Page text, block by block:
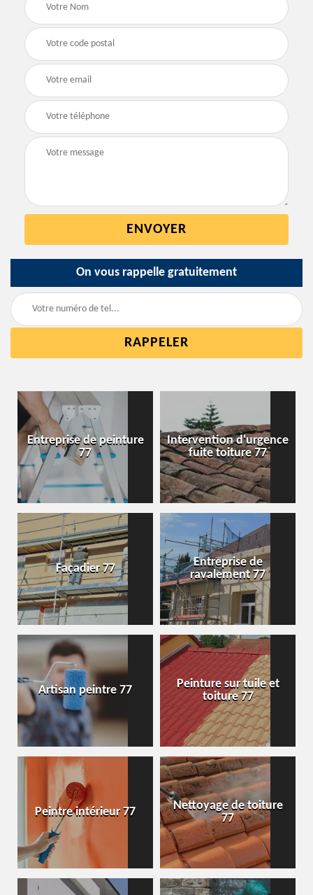
On vous rappelle gratuitement
Entreprise de peinture
77
Intervention d'urgence
fuite toiture 77
Façadier 77
Entreprise de
ravalement 77
Artisan peintre 77
Peinture sur tuile et
toiture 77
Peintre intérieur 77
Nettoyage de toiture
77